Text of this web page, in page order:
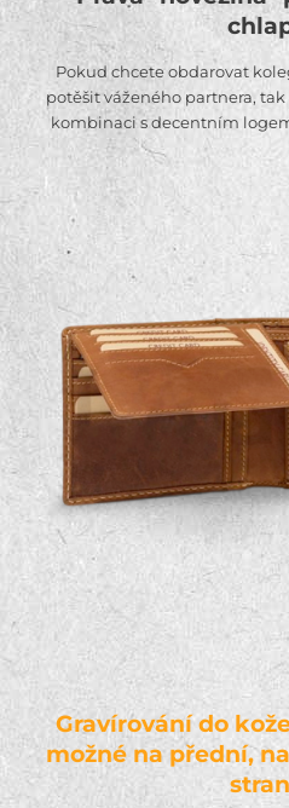
Pokud chcete obdarovat
potěšit váženého partnera,
kombinaci s decentním
Gravírování do
možné na přední,